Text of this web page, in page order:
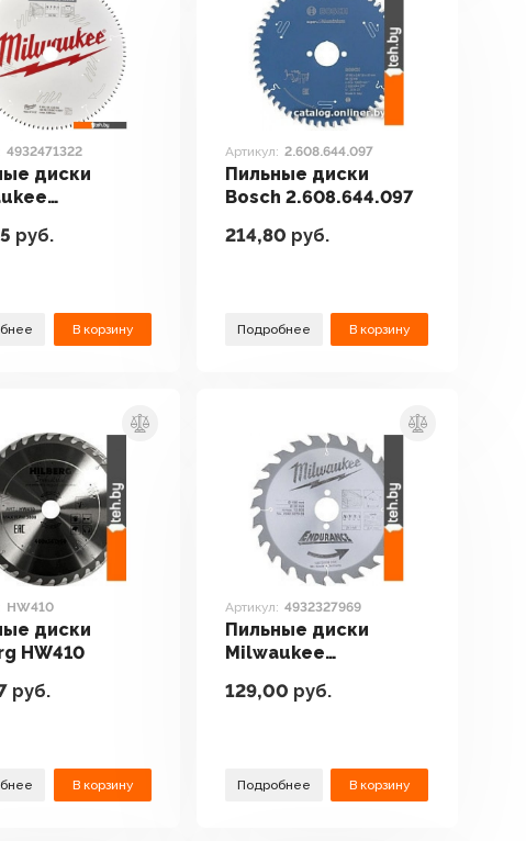
4932471322
диски
руб.
В корзину
Артикул: 2.608.644.097
Пильные диски
Bosch 2.608.644.097
214,80 руб.
Подробнее В корзину
HW410
диски
HW410
руб.
В корзину
Артикул: 4932327969
Пильные диски
Milwaukee
129,00 руб.
Подробнее В корзину